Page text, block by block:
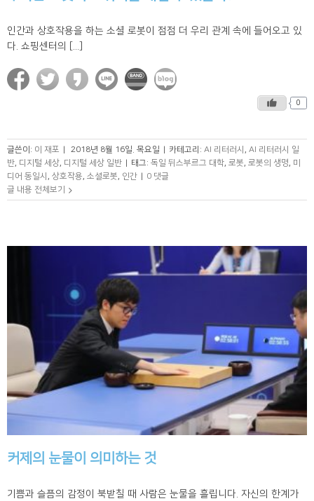
인간과 상호작용을 하는 소셜 로봇이 점점 더 우리 관계 속에 들어오고 있
다. 쇼핑센터의 [...]
0
글쓴이: 이 재포 | 2018년 8월 16일. 목요일 | 카테고리: AI 리터러시 , AI 리터러시 일
반, 디지털 세상, 디지털 세상 일반 | 태그: 독일 뒤스부르그 대학, 로봇, 로봇의 생명, 미
디어 동일시 , 상호작용, 소셜로봇, 인간 | 0 댓글
글 내용 전체보기
커제의 눈물이 의미하는 것
기쁨과 슬픔의 감정이 북받칠 때 사람은 눈물을 흘립니다. 자신의 한계가